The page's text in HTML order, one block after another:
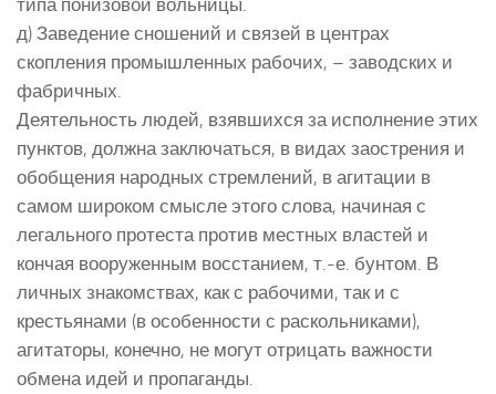
д) Заведение сношений и связей в центрах
скопления промышленных рабочих, – заводских и
фабричных.
Деятельность людей, взявшихся за исполнение этих
пунктов, должна заключаться, в видах заострения и
обобщения народных стремлений, в агитации в
самом широком смысле этого слова, начиная с
легального протеста против местных властей и
кончая вооруженным восстанием, т.-е. бунтом. В
личных знакомствах, как с рабочими, так и с
крестьянами (в особенности с раскольниками),
агитаторы, конечно, не могут отрицать важности
обмена идей и пропаганды.